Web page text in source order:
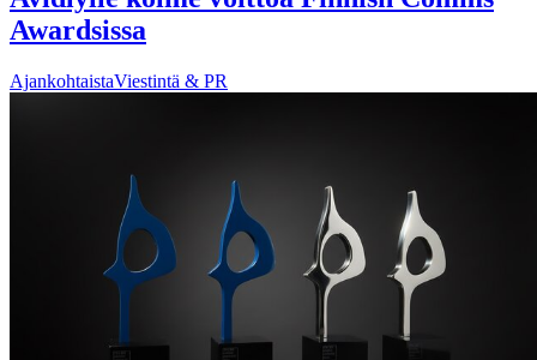
Awardsissa
AjankohtaistaViestintä & PR